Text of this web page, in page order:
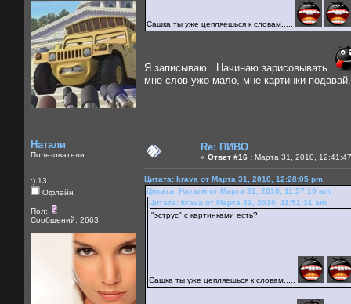
Сашка ты уже цепляешься к словам.....
Я записываю...Начинаю зарисовывать
мне слов ужо мало, мне картинки подавай.
Натали
Пользователи
:) 13
Офлайн
Пол:
Сообщений: 2663
Re: ПИВО
« Ответ #16 : Марта 31, 2010,
Цитата: krava от Марта 31, 2010, 12:28:05 pm
Цитата: Натали от Марта 31, 2010, 11:57:10 am
Цитата: krava от Марта 31, 2010, 11:51:31 am
"эструс" с картинками есть?
Сашка ты уже цепляешься к словам.....